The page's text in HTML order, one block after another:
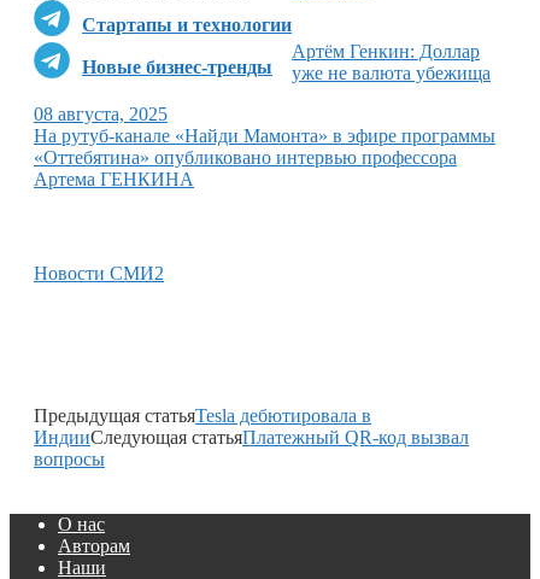
Стартапы и технологии
Новые бизнес-тренды
Артём Генкин: Доллар
уже не валюта убежища
08 августа, 2025
На рутуб-канале «Найди Мамонта» в эфире программы
«Оттебятина» опубликовано интервью профессора
Артема ГЕНКИНА
Новости СМИ2
Предыдущая статьяTesla дебютировала в
ИндииСледующая статьяПлатежный QR-код вызвал
вопросы
О нас
Авторам
Наши